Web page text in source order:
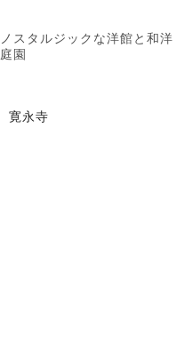
ノスタルジックな洋館と和洋
庭園
寛永寺